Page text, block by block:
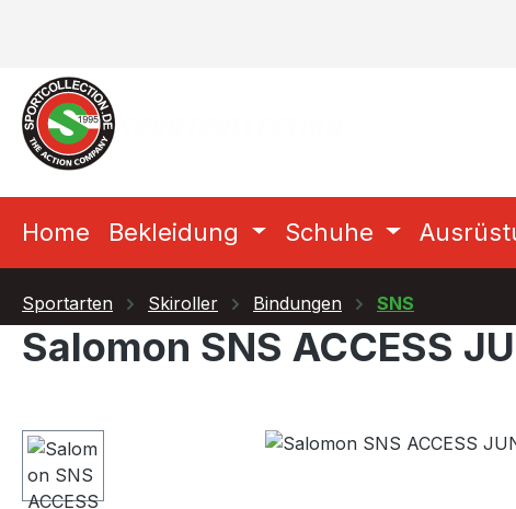
Home Bekleidung Schuhe
Sportarten Skiroller Bindungen SNS
Salomon SNS ACCESS
Bildergalerie überspringen